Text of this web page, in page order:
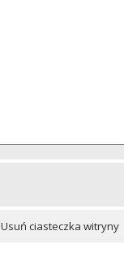
Usuń ciasteczka witryny